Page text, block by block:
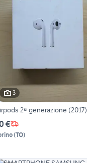
3
2ª generazione (2017)
€
(TO)